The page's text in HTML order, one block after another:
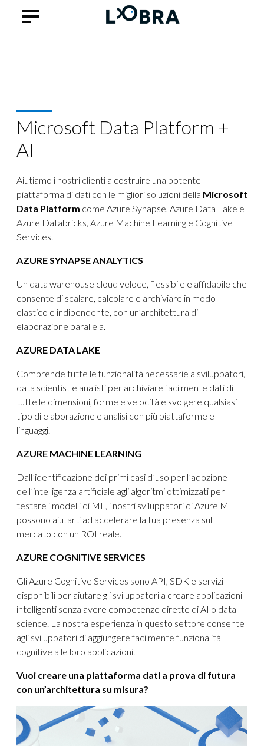
Microsoft Data Platform +
AI
Aiutiamo i nostri clienti a costruire una potente
piattaforma di dati con le migliori soluzioni della Microsoft
Data Platform come Azure Synapse, Azure Data Lake e
Azure Databricks, Azure Machine Learning e Cognitive
Services.
AZURE SYNAPSE ANALYTICS
Un data warehouse cloud veloce, flessibile e affidabile che
consente di scalare, calcolare e archiviare in modo
elastico e indipendente, con un’architettura di
elaborazione parallela.
AZURE DATA LAKE
Comprende tutte le funzionalità necessarie a sviluppatori,
data scientist e analisti per archiviare facilmente dati di
tutte le dimensioni, forme e velocità e svolgere qualsiasi
tipo di elaborazione e analisi con più piattaforme e
linguaggi.
AZURE MACHINE LEARNING
Dall’identificazione dei primi casi d’uso per l’adozione
dell’intelligenza artificiale agli algoritmi ottimizzati per
testare i modelli di ML, i nostri sviluppatori di Azure ML
possono aiutarti ad accelerare la tua presenza sul
mercato con un ROI reale.
AZURE COGNITIVE SERVICES
Gli Azure Cognitive Services sono API, SDK e servizi
disponibili per aiutare gli sviluppatori a creare applicazioni
intelligenti senza avere competenze dirette di AI o data
science. La nostra esperienza in questo settore consente
agli sviluppatori di aggiungere facilmente funzionalità
cognitive alle loro applicazioni.
Vuoi creare una piattaforma dati a prova di futura
con un’architettura su misura?